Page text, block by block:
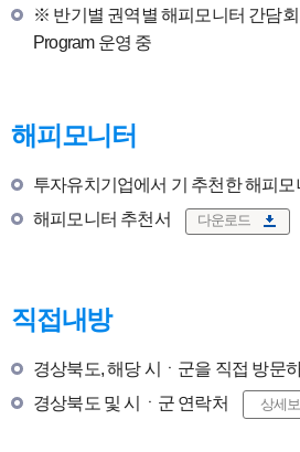
※ 반기별 권역별 해피모니터 간담
Program 운영 중
해피모니터
투자유치기업에서 기 추천한 해피
해피모니터 추천서
다운로드
직접내방
경상북도, 해당 시ㆍ군을 직접 방문
경상북도 및 시ㆍ군 연락처
상세